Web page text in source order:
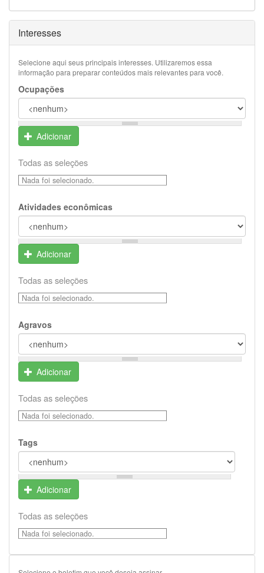
Ocultar
Interesses
Selecione aqui seus principais interesses. Utilizaremos essa
informação para preparar conteúdos mais relevantes para você.
Ocupações
Adicionar
Todas as seleções
Nada foi selecionado.
Atividades econômicas
Adicionar
Todas as seleções
Nada foi selecionado.
Agravos
Adicionar
Todas as seleções
Nada foi selecionado.
Tags
Adicionar
Todas as seleções
Nada foi selecionado.